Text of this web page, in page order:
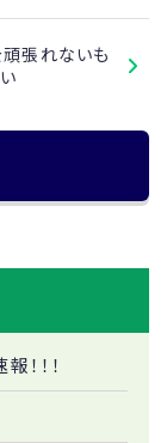
張れないも
！！